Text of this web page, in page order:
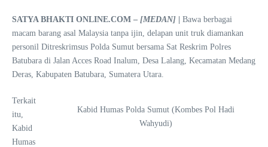
SATYA BHAKTI ONLINE.COM – [MEDAN]
Bawa berbagai
macam barang asal Malaysia tanpa ijin, delapan unit truk diamankan
personil Ditreskrimsus Polda Sumut bersama Sat Reskrim Polres
Batubara di Jalan Acces Road Inalum, Desa Lalang, Kecamatan Medang
Deras, Kabupaten Batubara, Sumatera Utara.
Kabid Humas Polda Sumut (Kombes Pol Hadi
Wahyudi)
Terkait
itu,
Kabid
Humas